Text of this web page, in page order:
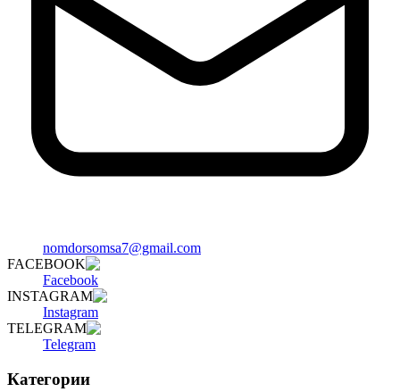
nomdorsomsa7@gmail.com
FACEBOOK
Facebook
INSTAGRAM
Instagram
TELEGRAM
Telegram
Категории